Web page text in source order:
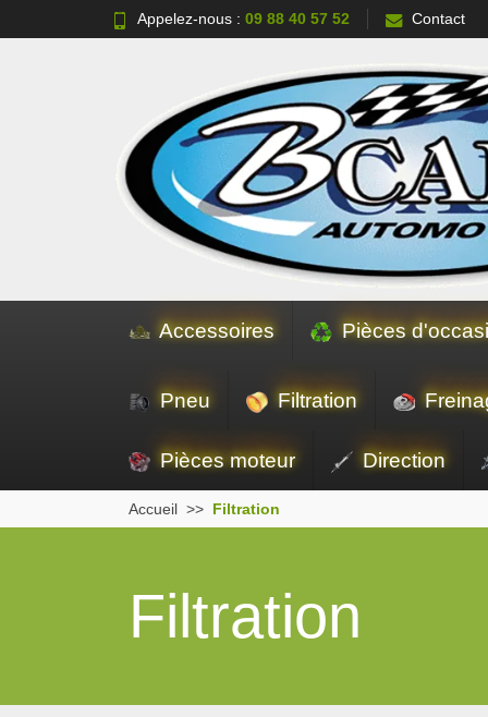
Appelez-nous : 09 88 40 57 52 Contact
Accessoires Pièces
Pneu Filtration
Pièces moteur Direction
Accueil Filtration
Filtration